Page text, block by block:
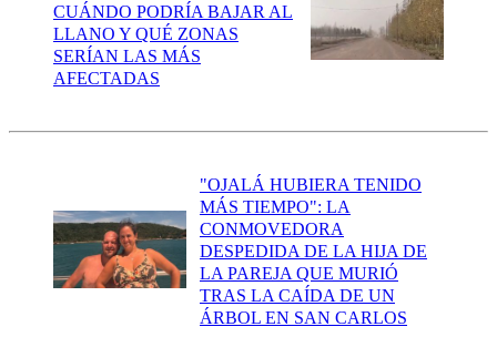
CUÁNDO PODRÍA BAJAR AL
LLANO Y QUÉ ZONAS
SERÍAN LAS MÁS
AFECTADAS
"OJALÁ HUBIERA TENIDO
MÁS TIEMPO": LA
CONMOVEDORA
DESPEDIDA DE LA HIJA DE
LA PAREJA QUE MURIÓ
TRAS LA CAÍDA DE UN
ÁRBOL EN SAN CARLOS